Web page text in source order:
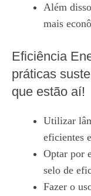
Além
mais
Eficiência
práticas
que estão aí!
Utilizar
eficientes
Optar por
selo de
Fazer o